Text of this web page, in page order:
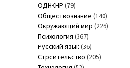
ОДНКНР (79)
Обществознание (140)
Окружающий мир (226)
Психология (367)
Русский язык(36)
Строительство (205)